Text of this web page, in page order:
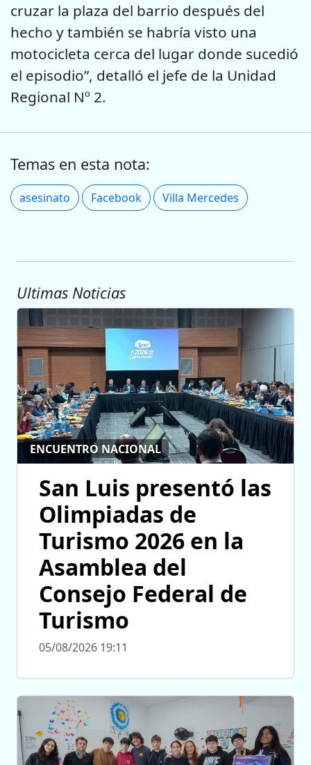
cruzar la plaza del barrio después del
hecho y también se habría visto una
motocicleta cerca del lugar donde sucedió
el episodio”, detalló el jefe de la Unidad
Regional Nº 2.
Temas en esta nota:
asesinato Facebook Villa Mercedes
Ultimas Noticias
ENCUENTRO NACIONAL
San Luis presentó las
Olimpiadas de
Turismo 2026 en la
Asamblea del
Consejo Federal de
Turismo
05/08/2026 19:11